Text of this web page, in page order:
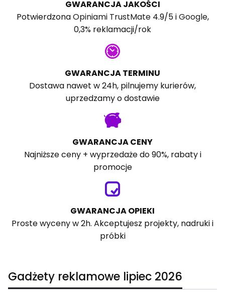
GWARANCJA JAKOŚCI
PotwierdzonaOpiniami TrustMate4.9/5 iGoogle,
0,3% reklamacji/rok
GWARANCJA TERMINU
Dostawa nawet w 24h, pilnujemy kurierów,
uprzedzamy o dostawie
GWARANCJA CENY
Najniższe ceny + wyprzedaże do 90%, rabaty i
promocje
GWARANCJA OPIEKI
Proste wyceny w 2h. Akceptujesz projekty, nadruki i
próbki
Gadżety reklamowe lipiec 2026